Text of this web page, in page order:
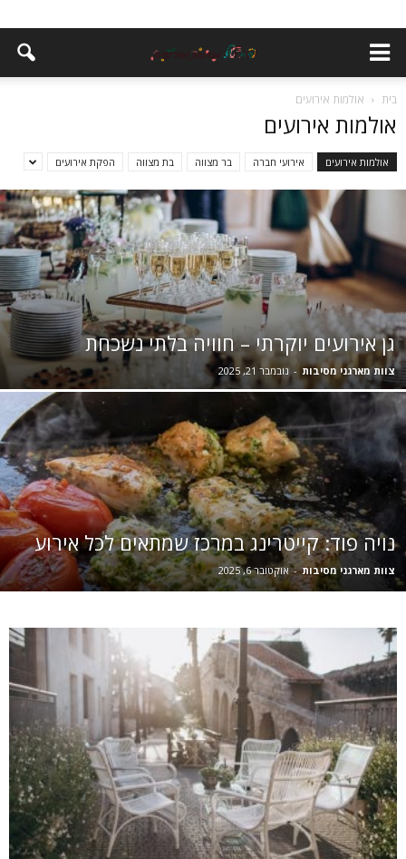
בית אולמות אירועים
אולמות אירועים
אולמות אירועים אירועי חברה בר מצווה בת מצווה הפקת אירועים
גן אירועים יוקרתי – חוויה בלתי נשכחת
צוות מארגני מסיבות - נובמבר 21, 2025
נויה פוד: קייטרינג במרכז שמתאים לכל אירוע
צוות מארגני מסיבות - אוקטובר 6, 2025